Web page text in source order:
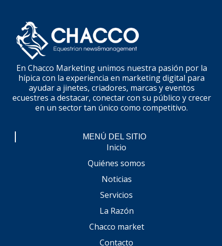
En Chacco Marketing unimos nuestra pasión por la
hípica con la experiencia en marketing digital para
ayudar a jinetes, criadores, marcas y eventos
ecuestres a destacar, conectar con su público y crecer
en un sector tan único como competitivo.
MENÚ DEL SITIO
Inicio
Quiénes somos
Noticias
Servicios
La Razón
Chacco market
Contacto